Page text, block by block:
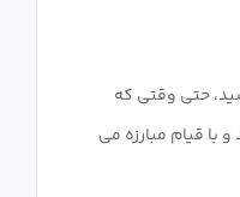
حتی وقتی که
قیام مبارزه می